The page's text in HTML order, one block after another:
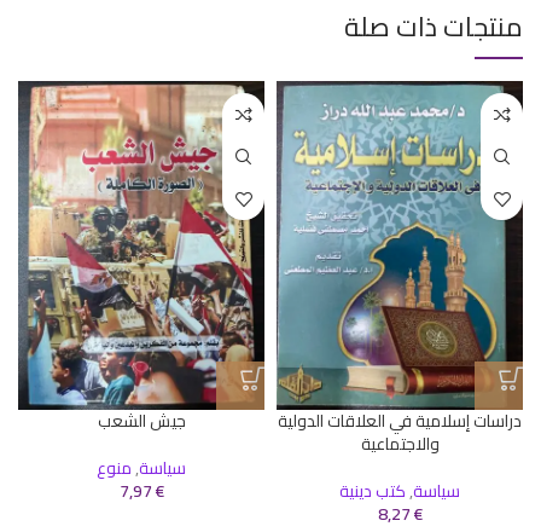
منتجات ذات صلة
دراسات إسلامية في العلاقات الدولية
والاجتماعية
سياسة,كتب دينية
8,27€
جيش الشعب
سياسة,منوع
7,97€